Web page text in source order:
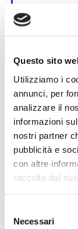
Questo sito
Utilizziamo i
annunci, per
analizzare il
informazioni
nostri partner
pubblicità e
con altre
raccolto dal
delNecessari
tuoi
Gestisci
veloce,